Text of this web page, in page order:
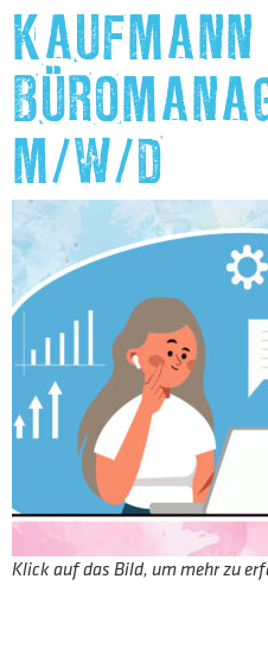
KAUFMANN
M/W/D
Klick auf das Bild, um mehr zu